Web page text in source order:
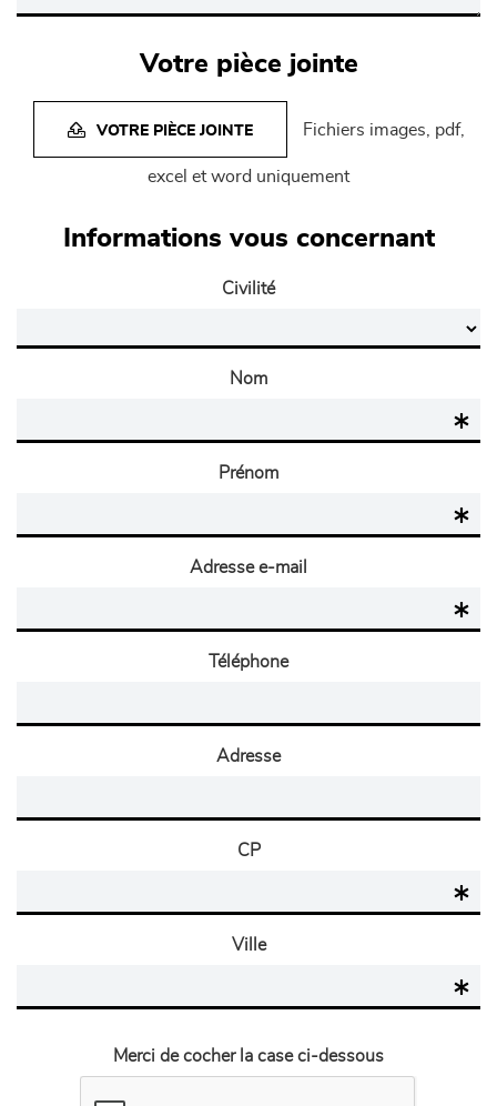
Votre pièce jointe
VOTRE PIÈCE JOINTE Fichiers images, pdf,
excel et word uniquement
Informations vous concernant
Civilité
Nom
Prénom
Adresse e-mail
Téléphone
Adresse
CP
Ville
Merci de cocher la case ci-dessous